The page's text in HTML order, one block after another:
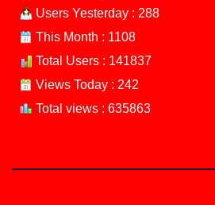
Users Yesterday : 288
This Month : 1108
Total Users : 141837
Views Today : 242
Total views : 635863